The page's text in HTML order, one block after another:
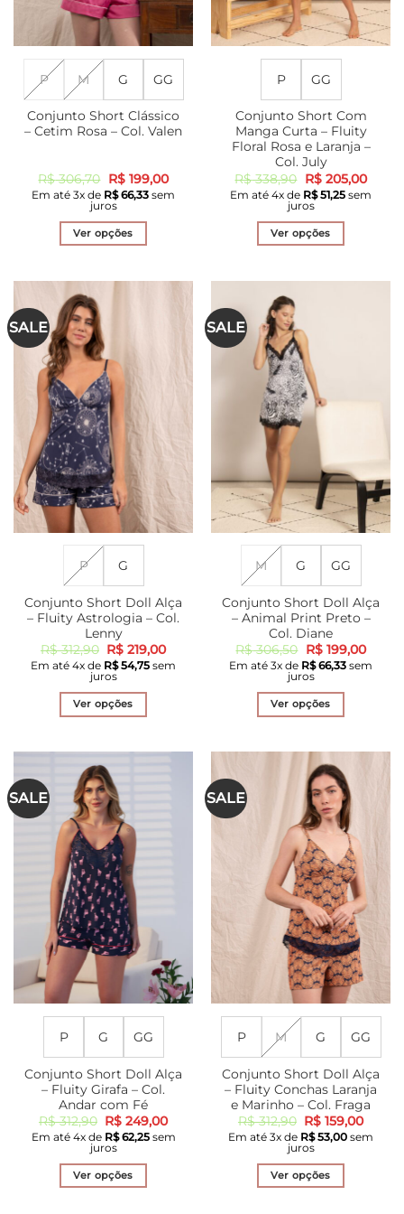
P M G GG
Conjunto Short Clássico
– Cetim Rosa – Col. Valen
R$306,70 O
preço
original
era:
R$ 306,70.
R$199,00O
preço
atual
Em até 3x de R$66,33 sem
juros
Ver opções
variantes.
As
opções
podem
ser
escolhidas
na
página
do
produto
P GG
Conjunto Short Com
Manga Curta – Fluity
Floral Rosa e Laranja –
Col. July
R$338,90 O
preço
original
era:
R$ 338,90.
R$205,00O
preço
atual
Em até 4x de R$51,25 sem
juros
Ver opções
variantes.
As
opções
podem
ser
escolhidas
página
do
produto
SALE
P G
Conjunto Short Doll Alça
– Fluity Astrologia – Col.
Lenny
R$312,90 O
preço
original
era:
R$ 312,90.
R$ 219,00O
preço
atual
Em até 4x de R$54,75 sem
juros
Ver opções
tem
várias
variantes.
As
opções
podem
ser
escolhidas
na
página
do
produto
SALE
M G GG
Conjunto Short Doll Alça
– Animal Print Preto –
Col. Diane
R$306,50 O
preço
original
era:
R$ 306,50.
R$199,00O
preço
atual
Em até 3x de R$66,33 sem
juros
Ver opções
tem
várias
variantes.
As
opções
podem
ser
escolhidas
na
página
do
produto
SALE
P G GG
Conjunto Short Doll Alça
– Fluity Girafa – Col.
Andar com Fé
R$312,90 O
preço
original
era:
R$ 312,90.
R$ 249,00O
preço
atual
Em até 4x de R$62,25sem
juros
Ver opções
SALE
P M G GG
Conjunto Short Doll Alça
– Fluity Conchas Laranja
e Marinho – Col. Fraga
R$312,90 O
preço
original
era:
R$ 312,90.
R$ 159,00O
preço
atual
Em até 3x de R$53,00 sem
juros
Ver opções